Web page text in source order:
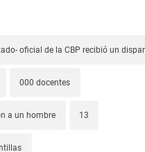
oficial de la CBP recibió un
000 docentes
a un hombre 13